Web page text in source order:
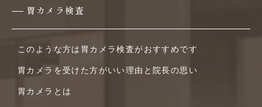
胃カメラ検査
このような方は胃カメラ検査がおすすめです
胃カメラを受けた方がいい理由と院長の思い
胃カメラとは